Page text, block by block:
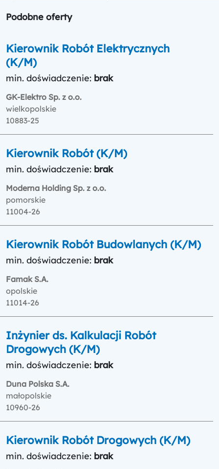
Podobne oferty
Kierownik Robót Elektrycznych
(K/M)
min. doświadczenie: brak
GK-Elektro Sp. z o.o.
wielkopolskie
10883-25
Kierownik Robót (K/M)
min. doświadczenie: brak
Moderna Holding Sp. z o.o.
pomorskie
11004-26
Kierownik Robót Budowlanych (K/M)
min. doświadczenie: brak
Famak S.A.
opolskie
11014-26
Inżynier ds. Kalkulacji Robót
Drogowych (K/M)
min. doświadczenie: brak
Duna Polska S.A.
małopolskie
10960-26
Kierownik Robót Drogowych (K/M)
min. doświadczenie: brak